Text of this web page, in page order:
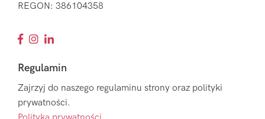
REGON: 386104358
Regulamin
Zajrzyj do naszego regulaminu strony oraz polityki
prywatności.